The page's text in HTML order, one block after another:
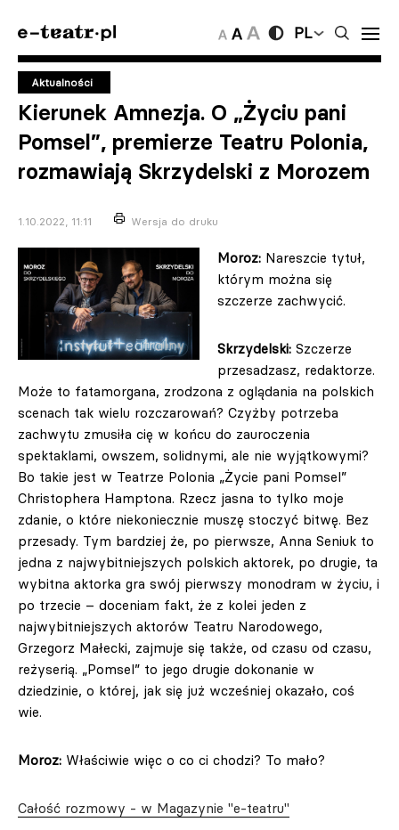
PL
Aktualności
Kierunek Amnezja. O „Życiu pani
Pomsel”, premierze Teatru Polonia,
rozmawiają Skrzydelski z Morozem
1.10.2022, 11:11 Wersja do druku
Moroz: Nareszcie tytuł,
którym można się
szczerze zachwycić.
Skrzydelski: Szczerze
przesadzasz, redaktorze.
Może to fatamorgana, zrodzona z oglądania na polskich
scenach tak wielu rozczarowań? Czyżby potrzeba
zachwytu zmusiła cię w końcu do zauroczenia
spektaklami, owszem, solidnymi, ale nie wyjątkowymi?
Bo takie jest w Teatrze Polonia „Życie pani Pomsel”
Christophera Hamptona. Rzecz jasna to tylko moje
zdanie, o które niekoniecznie muszę stoczyć bitwę. Bez
przesady. Tym bardziej że, po pierwsze, Anna Seniuk to
jedna z najwybitniejszych polskich aktorek, po drugie, ta
wybitna aktorka gra swój pierwszy monodram w życiu, i
po trzecie – doceniam fakt, że z kolei jeden z
najwybitniejszych aktorów Teatru Narodowego,
Grzegorz Małecki, zajmuje się także, od czasu od czasu,
reżyserią. „Pomsel” to jego drugie dokonanie w
dziedzinie, o której, jak się już wcześniej okazało, coś
wie.
Moroz: Właściwie więc o co ci chodzi? To mało?
Całość rozmowy - w Magazynie "e-teatru"